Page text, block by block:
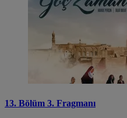
13. Bölüm 3. Fragmanı